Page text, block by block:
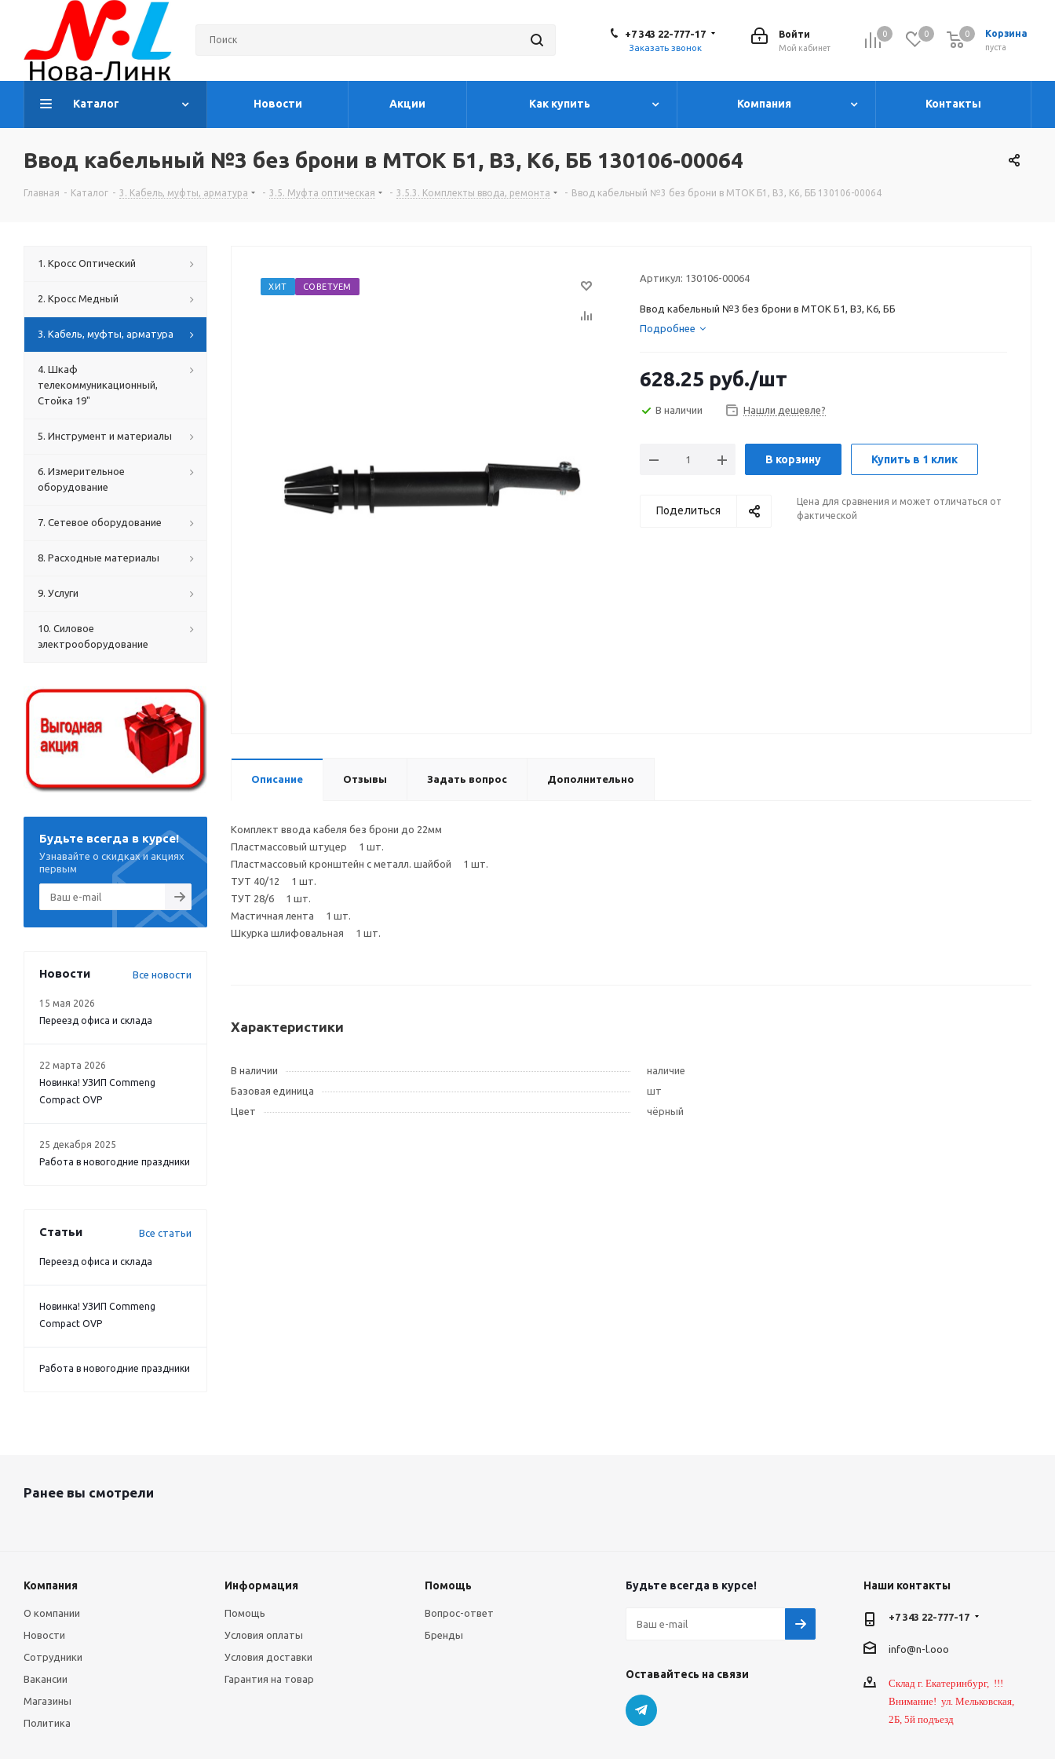
0 0 Корзина
0
пуста
0
Войти
Мой кабинет
+7 343 22-777-17
Заказать звонок
Каталог Новости Акции Как купить Компания Контакты
Ввод кабельный №3 без брони в МТОК Б1, В3, К6, ББ 130106-00064
Главная - Каталог - 3. Кабель, муфты, арматура - 3.5. Муфта оптическая - 3.5.3. Комплекты ввода, ремонта - Ввод кабельный №3 без брони в МТОК Б1, В3, К6, ББ 130106-00064
ХИТ СОВЕТУЕМ
Артикул: 130106-00064
Ввод кабельный №3 без брони в МТОК Б1, В3, К6, ББ
Подробнее
628.25 руб./шт
В наличии Нашли дешевле?
В корзину Купить в 1 клик
Поделиться
Цена для сравнения и может отличаться от
фактической
Описание Отзывы Задать вопрос Дополнительно
Комплект ввода кабеля без брони до 22мм
Пластмассовый штуцер 1 шт.
Пластмассовый кронштейн с металл. шайбой 1 шт.
ТУТ 40/12 1 шт.
ТУТ 28/6 1 шт.
Мастичная лента 1 шт.
Шкурка шлифовальная 1 шт.
Характеристики
В наличии
наличие
Базовая единица
шт
Цвет
чёрный
1. Кросс Оптический
2. Кросс Медный
3. Кабель, муфты, арматура
4. Шкаф
телекоммуникационный,
Стойка 19"
5. Инструмент и материалы
6. Измерительное
оборудование
7. Сетевое оборудование
8. Расходные материалы
9. Услуги
10. Силовое
электрооборудование
Будьте всегда в курсе!
Узнавайте о скидках и акциях
первым
Новости Все новости
15 мая 2026
Переезд офиса и склада
22 марта 2026
Новинка! УЗИП Commeng
Compact OVP
25 декабря 2025
Работа в новогодние праздники
Статьи Все статьи
Переезд офиса и склада
Новинка! УЗИП Commeng
Compact OVP
Работа в новогодние праздники
Ранее вы смотрели
Компания
О компании
Новости
Сотрудники
Вакансии
Магазины
Политика
Информация
Помощь
Условия оплаты
Условия доставки
Гарантия на товар
Помощь
Вопрос-ответ
Бренды
Будьте всегда в курсе!
Оставайтесь на связи
Наши контакты
+7 343 22-777-17
info@n-l.ooo
Склад г. Екатеринбург, !!!
Внимание! ул. Мельковская,
2Б, 5й подъезд